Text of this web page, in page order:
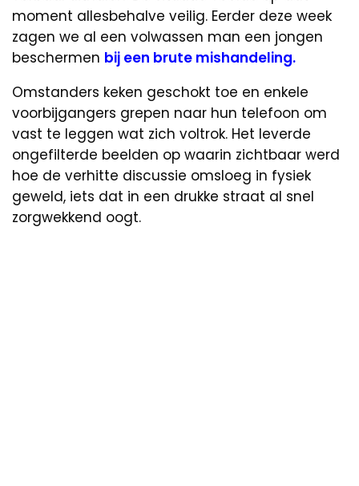
moment allesbehalve veilig. Eerder deze week
zagen we al een volwassen man een jongen
beschermen bij een brute mishandeling.
Omstanders keken geschokt toe en enkele
voorbijgangers grepen naar hun telefoon om
vast te leggen wat zich voltrok. Het leverde
ongefilterde beelden op waarin zichtbaar werd
hoe de verhitte discussie omsloeg in fysiek
geweld, iets dat in een drukke straat al snel
zorgwekkend oogt.